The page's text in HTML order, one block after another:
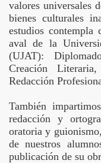
valores universales
bienes culturales
estudios contempla
aval de la
(UJAT):
Creación
Redacción
También
redacción y
oratoria y
de nuestros
publicación de su